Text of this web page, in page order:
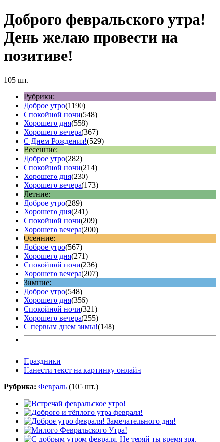
Доброго февральского утра!
День желаю провести на
позитиве!
105 шт.
Рубрики:
Доброе утро(1190)
Спокойной ночи(548)
Хорошего дня(558)
Хорошего вечера(367)
С Днем Рождения!(529)
Весенние:
Доброе утро(282)
Спокойной ночи(214)
Хорошего дня(230)
Хорошего вечера(173)
Летние:
Доброе утро(289)
Хорошего дня(241)
Спокойной ночи(209)
Хорошего вечера(200)
Осенние:
Доброе утро(567)
Хорошего дня(271)
Спокойной ночи(236)
Хорошего вечера(207)
Зимние:
Доброе утро(548)
Хорошего дня(356)
Спокойной ночи(321)
Хорошего вечера(255)
С первым днем зимы!(148)
Праздники
Нанести текст на картинку онлайн
Рубрика: Февраль (105 шт.)